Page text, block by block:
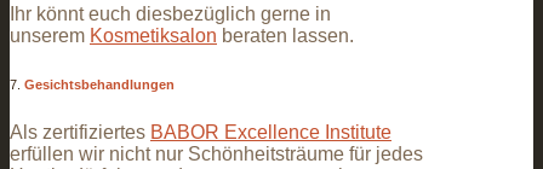
Ihr könnt euch diesbezüglich gerne in
unserem Kosmetiksalon beraten lassen.
7. Gesichtsbehandlungen
Als zertifiziertes BABOR Excellence Institute
erfüllen wir nicht nur Schönheitsträume für jedes